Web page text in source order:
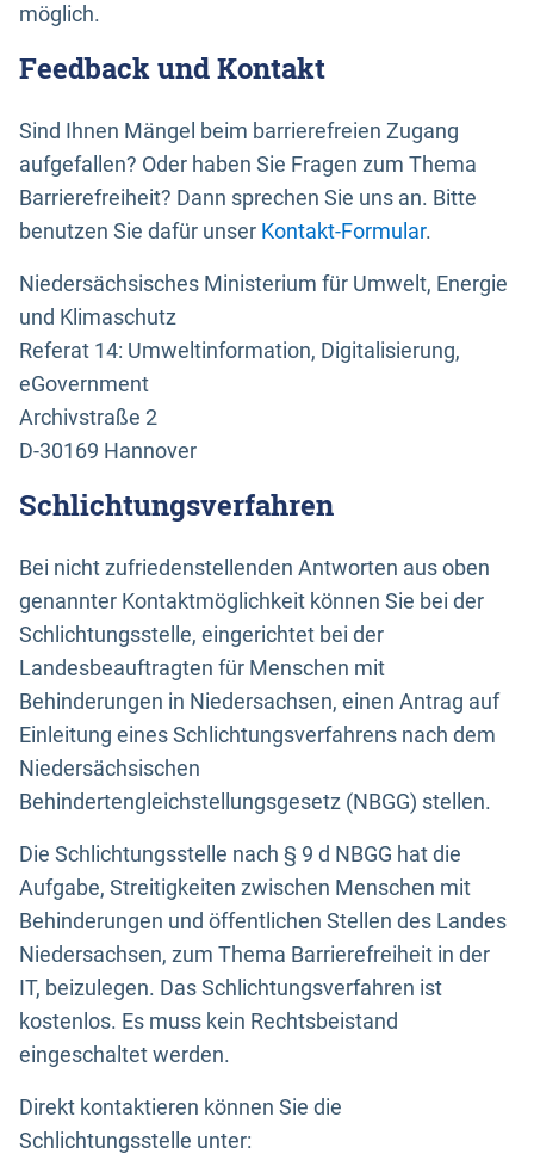
möglich.
Feedback und Kontakt
Sind Ihnen Mängel beim barrierefreien Zugang
aufgefallen? Oder haben Sie Fragen zum Thema
Barrierefreiheit? Dann sprechen Sie uns an. Bitte
benutzen Sie dafür unser Kontakt-Formular.
Niedersächsisches Ministerium für Umwelt, Energie
und Klimaschutz
Referat 14: Umweltinformation, Digitalisierung,
eGovernment
Archivstraße 2
D-30169 Hannover
Schlichtungsverfahren
Bei nicht zufriedenstellenden Antworten aus oben
genannter Kontaktmöglichkeit können Sie bei der
Schlichtungsstelle, eingerichtet bei der
Landesbeauftragten für Menschen mit
Behinderungen in Niedersachsen, einen Antrag auf
Einleitung eines Schlichtungsverfahrens nach dem
Niedersächsischen
Behindertengleichstellungsgesetz (NBGG) stellen.
Die Schlichtungsstelle nach § 9 d NBGG hat die
Aufgabe, Streitigkeiten zwischen Menschen mit
Behinderungen und öffentlichen Stellen des Landes
Niedersachsen, zum Thema Barrierefreiheit in der
IT, beizulegen. Das Schlichtungsverfahren ist
kostenlos. Es muss kein Rechtsbeistand
eingeschaltet werden.
Direkt kontaktieren können Sie die
Schlichtungsstelle unter: